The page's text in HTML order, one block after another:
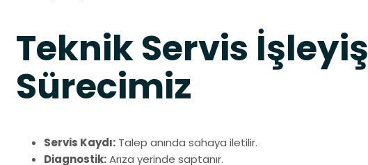
Teknik Servis İşleyiş
Sürecimiz
Servis Kaydı: Talep anında sahaya iletilir.
Diagnostik:Arıza yerinde saptanır.